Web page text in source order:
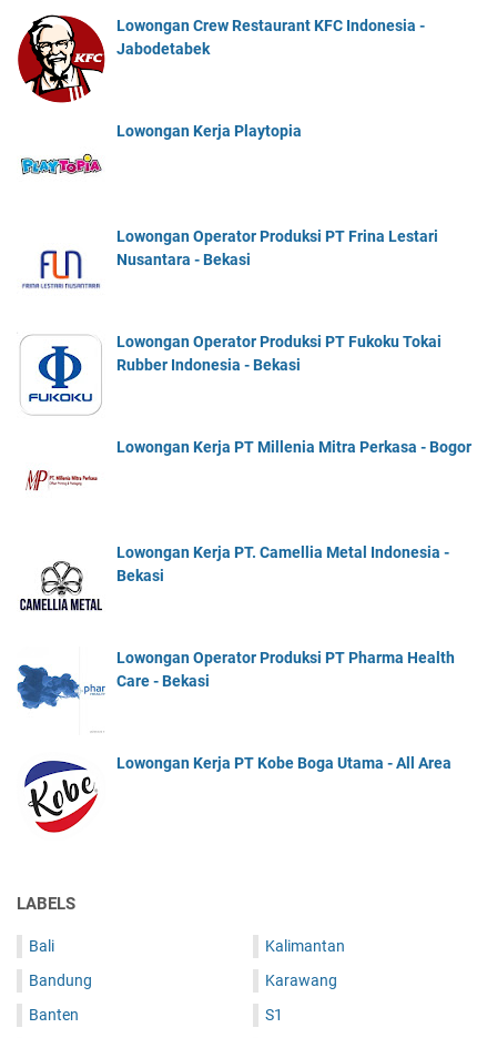
Lowongan Crew Restaurant KFC Indonesia -
Jabodetabek
Lowongan Kerja Playtopia
Lowongan Operator Produksi PT Frina Lestari
Nusantara - Bekasi
Lowongan Operator Produksi PT Fukoku Tokai
Rubber Indonesia - Bekasi
Lowongan Kerja PT Millenia Mitra Perkasa - Bogor
Lowongan Kerja PT. Camellia Metal Indonesia -
Bekasi
Lowongan Operator Produksi PT Pharma Health
Care - Bekasi
Lowongan Kerja PT Kobe Boga Utama - All Area
LABELS
Bali
Bandung
Banten
Kalimantan
Karawang
S1